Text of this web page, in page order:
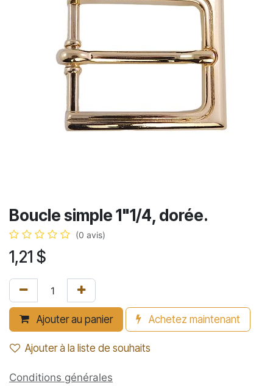
Boucle simple 1"1/4, dorée.
(0 avis)
1,21 $
Ajouter au panier Achetez maintenant
Ajouter à la liste de souhaits
Conditions générales